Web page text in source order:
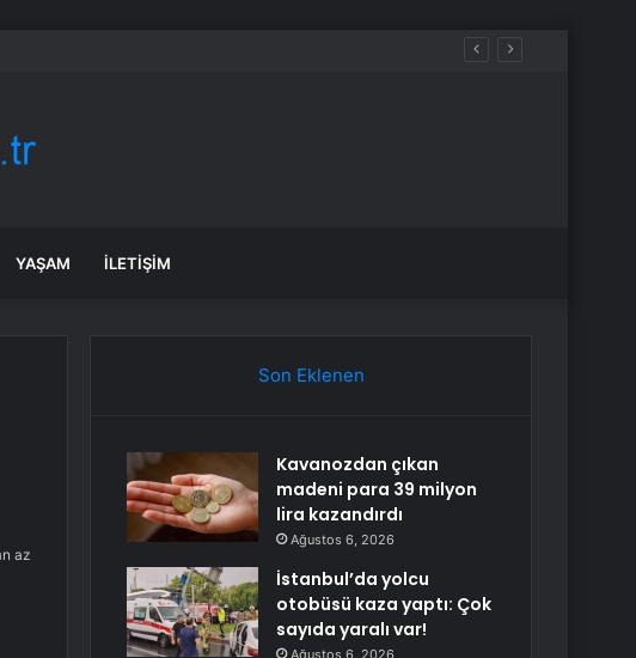
YAŞAM İLETIŞIM
az
Son Eklenen
Kavanozdan çıkan
madeni para 39 milyon
lira kazandırdı
Ağustos 6, 2026
İstanbul’da yolcu
otobüsü kaza yaptı: Çok
sayıda yaralı var!
Ağustos 6, 2026